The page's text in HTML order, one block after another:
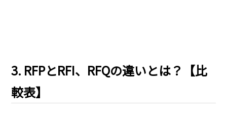
3. RFPとRFI、RFQの違いとは？【比
較表】